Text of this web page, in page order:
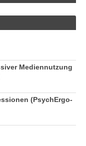
Mediennutzung
(PsychErgo-